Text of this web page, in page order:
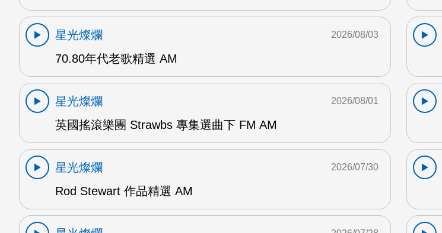
星光燦爛
70.80年代老歌精選 AM
2026/08/03
星光燦爛
英國搖滾樂團 Strawbs 專集選曲下 FM AM
2026/08/01
星光燦爛
Rod Stewart 作品精選 AM
2026/07/30